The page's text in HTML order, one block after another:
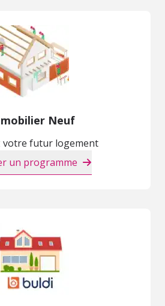
Neuf
votre futur logement
un programme